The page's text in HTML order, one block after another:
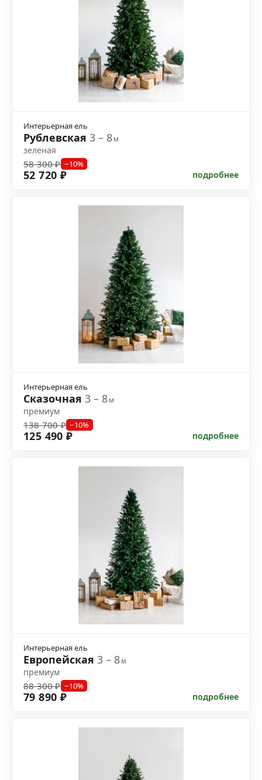
Интерьерная ель
Рублевская 3 – 8м
зеленая
58 300 ₽ −10%
52 720 ₽ подробнее
Интерьерная ель
Сказочная 3 – 8м
премиум
138 700 ₽ −10%
125 490 ₽ подробнее
Интерьерная ель
Европейская 3 – 8м
премиум
88 300 ₽ −10%
79 890 ₽ подробнее